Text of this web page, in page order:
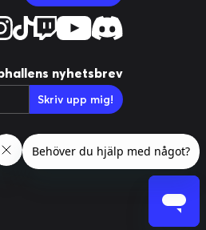
nyhetsbrev
Skriv upp mig!